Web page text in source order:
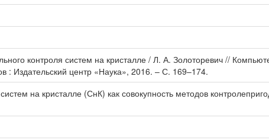
контроля систем на кристалле / Л. А. Золоторевич //
Издательский центр «Наука», 2016. – С. 169–174.
на кристалле (СнК) как совокупность методов